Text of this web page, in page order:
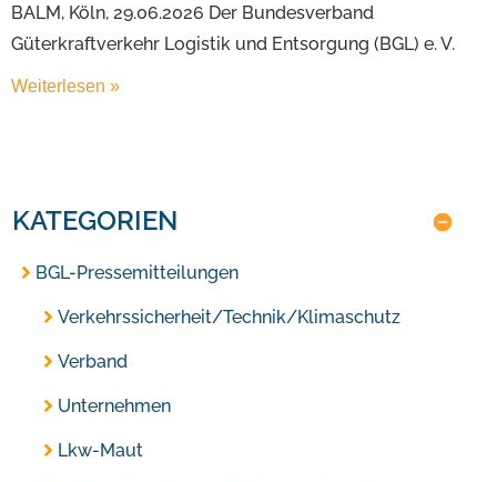
BALM, Köln, 29.06.2026 Der Bundesverband
Güterkraftverkehr Logistik und Entsorgung (BGL) e. V.
Weiterlesen »
KATEGORIEN
BGL-Pressemitteilungen
Verkehrssicherheit/Technik/Klimaschutz
Verband
Unternehmen
Lkw-Maut